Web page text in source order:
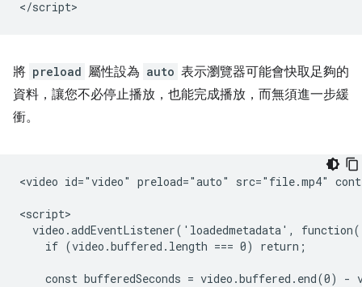
將 preload 屬性設為 auto 表示瀏覽器可能會快取足夠的
資料，讓您不必停止播放，也能完成播放，而無須進一步緩
衝。
<video id="video" preload="auto" src="file.mp4"
<script>
video.addEventListener('loadedmetadata',
    if (video.buffered.length === 0) return;
const bufferedSeconds = video.buffered.end(0) -